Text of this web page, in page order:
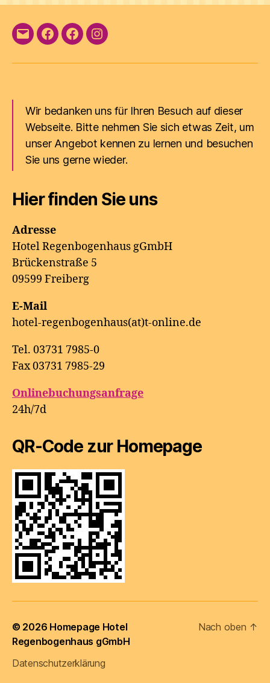
E-
Facebook
FacebookInstagram
Wir bedanken uns für Ihren Besuch auf dieser
Webseite. Bitte nehmen Sie sich etwas Zeit, um
unser Angebot kennen zu lernen und besuchen
Sie uns gerne wieder.
Hier finden Sie uns
Adresse
Hotel Regenbogenhaus gGmbH
Brückenstraße 5
09599 Freiberg
E-Mail
hotel-regenbogenhaus(at)t-online.de
Tel. 03731 7985-0
Fax 03731 7985-29
Onlinebuchungsanfrage
24h/7d
QR-Code zur Homepage
© 2026 Homepage Hotel
Regenbogenhaus gGmbH
Datenschutzerklärung
Nach oben ↑